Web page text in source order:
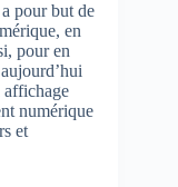
pour but de
en
pour en
affichage
numérique
et